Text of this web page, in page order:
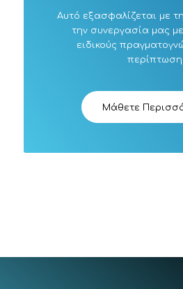
Αυτό εξασφαλίζεται με
την συνεργασία μας
ειδικούς
περίπτωση.
Μάθετε